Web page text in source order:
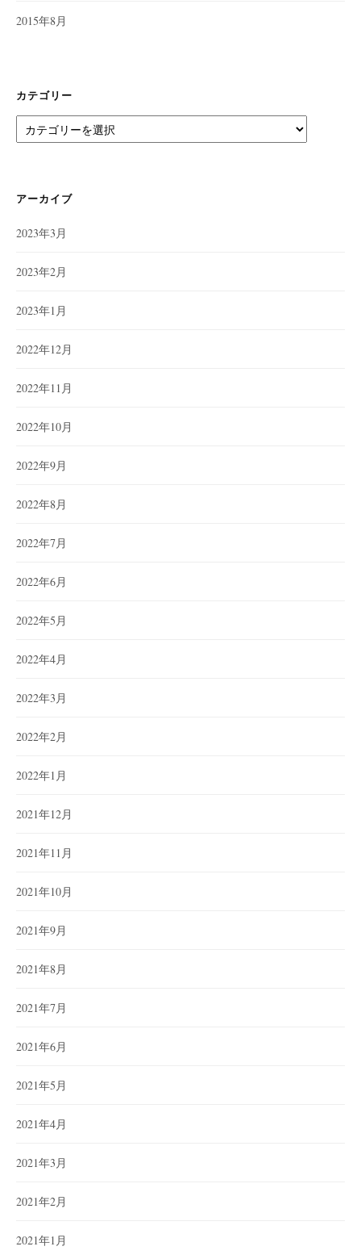
2015年8月
カテゴリー
テ
ー
アーカイブ
2023年3月
2023年2月
2023年1月
2022年12月
2022年11月
2022年10月
2022年9月
2022年8月
2022年7月
2022年6月
2022年5月
2022年4月
2022年3月
2022年2月
2022年1月
2021年12月
2021年11月
2021年10月
2021年9月
2021年8月
2021年7月
2021年6月
2021年5月
2021年4月
2021年3月
2021年2月
2021年1月